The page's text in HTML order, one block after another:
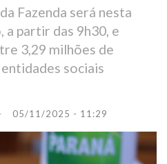
Fazenda será nesta
a partir das 9h30, e
3,29 milhões de
sociais
05/11/2025 - 11:29